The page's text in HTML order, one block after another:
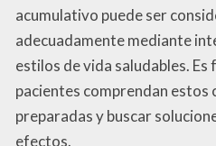
acumulativo puede ser
adecuadamente mediante
estilos de vida saludables. Es
pacientes comprendan estos
preparadas y buscar
efectos.